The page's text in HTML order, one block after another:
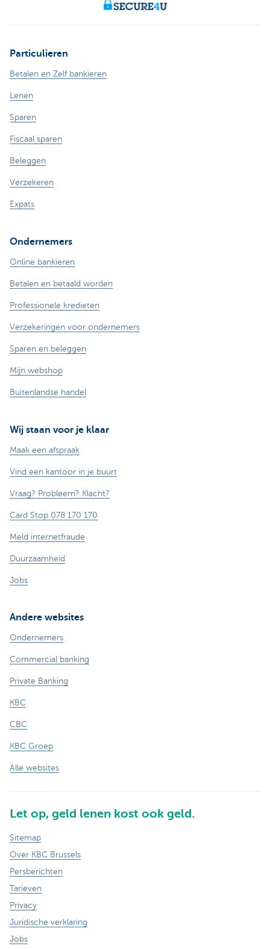
Particulieren
Betalen en Zelf bankieren
Lenen
Sparen
Fiscaal sparen
Beleggen
Verzekeren
Expats
Ondernemers
Online bankieren
Betalen en betaald worden
Professionele kredieten
Verzekeringen voor ondernemers
Sparen en beleggen
Mijn webshop
Buitenlandse handel
Wij staan voor je klaar
Maak een afspraak
Vind een kantoor in je buurt
Vraag? Probleem? Klacht?
Card Stop 078 170 170
Meld internetfraude
Duurzaamheid
Jobs
Andere websites
Ondernemers
Commercial banking
Private Banking
KBC
CBC
KBC Groep
Alle websites
Let op, geld lenen kost ook geld.
Sitemap
Over KBC Brussels
Persberichten
Tarieven
Privacy
Juridische verklaring
Jobs